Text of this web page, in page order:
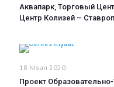
Аквапарк, Торговый
Центр Колизей –
18 Nisan 2020
Проект